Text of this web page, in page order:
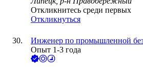
Откликнитесь среди первых
Откликнуться
Инженер по промышленной
Опыт 1-3 года